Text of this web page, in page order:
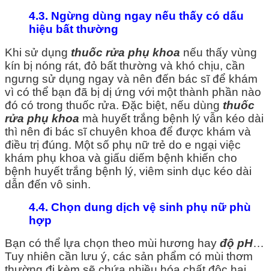
4.3. Ngừng dùng ngay nếu thấy có dấu
hiệu bất thường
Khi sử dụng thuốc rửa phụ khoa nếu thấy vùng
kín bị nóng rát, đỏ bất thường và khó chịu, cần
ngưng sử dụng ngay và nên đến bác sĩ để khám
vì có thể bạn đã bị dị ứng với một thành phần nào
đó có trong thuốc rửa. Đặc biệt, nếu dùng thuốc
rửa phụ khoa mà huyết trắng bệnh lý vẫn kéo dài
thì nên đi bác sĩ chuyên khoa để được khám và
điều trị đúng. Một số phụ nữ trẻ do e ngại việc
khám phụ khoa và giấu diếm bệnh khiến cho
bệnh huyết trắng bệnh lý, viêm sinh dục kéo dài
dẫn đến vô sinh.
4.4. Chọn dung dịch vệ sinh phụ nữ phù
hợp
Bạn có thể lựa chọn theo mùi hương hay độ pH…
Tuy nhiên cần lưu ý, các sản phẩm có mùi thơm